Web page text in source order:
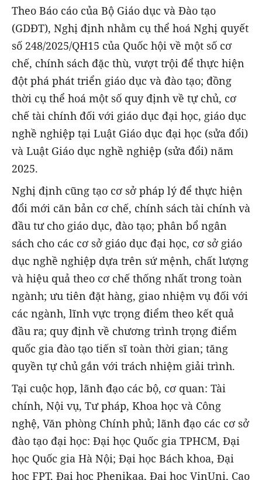
Theo Báo cáo của Bộ Giáo dục và Đào tạo
(GDĐT), Nghị định nhằm cụ thể hoá Nghị quyết
số 248/2025/QH15 của Quốc hội về một số cơ
chế, chính sách đặc thù, vượt trội để thực hiện
đột phá phát triển giáo dục và đào tạo; đồng
thời cụ thể hoá một số quy định về tự chủ, cơ
chế tài chính đối với giáo dục đại học, giáo dục
nghề nghiệp tại Luật Giáo dục đại học (sửa đổi)
và Luật Giáo dục nghề nghiệp (sửa đổi) năm
2025.
Nghị định cũng tạo cơ sở pháp lý để thực hiện
đổi mới căn bản cơ chế, chính sách tài chính và
đầu tư cho giáo dục, đào tạo; phân bổ ngân
sách cho các cơ sở giáo dục đại học, cơ sở giáo
dục nghề nghiệp dựa trên sứ mệnh, chất lượng
và hiệu quả theo cơ chế thống nhất trong toàn
ngành; ưu tiên đặt hàng, giao nhiệm vụ đối với
các ngành, lĩnh vực trọng điểm theo kết quả
đầu ra; quy định về chương trình trọng điểm
quốc gia đào tạo tiến sĩ toàn thời gian; tăng
quyền tự chủ gắn với trách nhiệm giải trình.
Tại cuộc họp, lãnh đạo các bộ, cơ quan: Tài
chính, Nội vụ, Tư pháp, Khoa học và Công
nghệ, Văn phòng Chính phủ; lãnh đạo các cơ sở
đào tạo đại học: Đại học Quốc gia TPHCM, Đại
học Quốc gia Hà Nội; Đại học Bách khoa, Đại
học FPT, Đại học Phenikaa, Đại học VinUni, Cao